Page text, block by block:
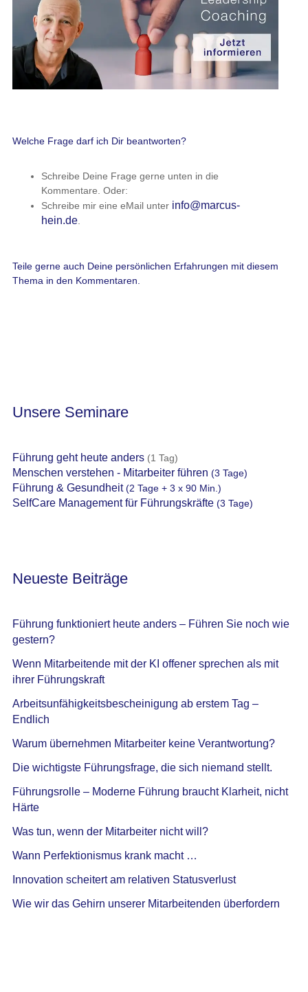
Welche Frage darf ich Dir beantworten?
Schreibe Deine Frage gerne unten in die
Kommentare. Oder:
Schreibe mir eine eMail unter info@marcus-
hein.de.
Teile gerne auch Deine persönlichen Erfahrungen mit diesem
Thema in den Kommentaren.
Unsere Seminare
Führung geht heute anders(1 Tag)
Menschen verstehen - Mitarbeiter führen (3 Tage)
Führung & Gesundheit(2 Tage + 3 x 90 Min.)
SelfCare Management für Führungskräfte(3 Tage)
Neueste Beiträge
Führung funktioniert heute anders – Führen Sie noch wie
gestern?
Wenn Mitarbeitende mit der KI offener sprechen als mit
ihrer Führungskraft
Arbeitsunfähigkeitsbescheinigung ab erstem Tag –
Endlich
Warum übernehmen Mitarbeiter keine Verantwortung?
Die wichtigste Führungsfrage, die sich niemand stellt.
Führungsrolle – Moderne Führung braucht Klarheit, nicht
Härte
Was tun, wenn der Mitarbeiter nicht will?
Wann Perfektionismus krank macht …
Innovation scheitert am relativen Statusverlust
Wie wir das Gehirn unserer Mitarbeitenden überfordern